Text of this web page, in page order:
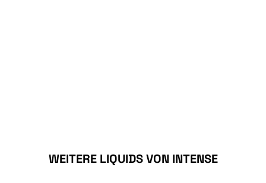
Produktgalerie überspringen
WEITERE LIQUIDS VON INTENSE